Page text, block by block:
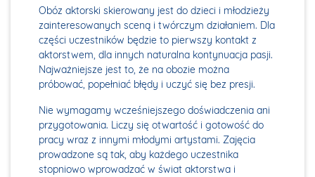
Obóz aktorski skierowany jest do dzieci i młodzieży
zainteresowanych sceną i twórczym działaniem. Dla
części uczestników będzie to pierwszy kontakt z
aktorstwem, dla innych naturalna kontynuacja pasji.
Najważniejsze jest to, że na obozie można
próbować, popełniać błędy i uczyć się bez presji.
Nie wymagamy wcześniejszego doświadczenia ani
przygotowania. Liczy się otwartość i gotowość do
pracy wraz z innymi młodymi artystami. Zajęcia
prowadzone są tak, aby każdego uczestnika
stopniowo wprowadzać w świat aktorstwa i